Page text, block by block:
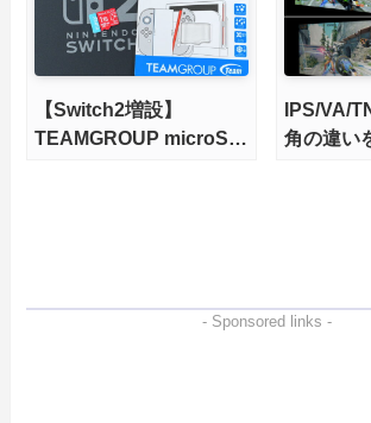
【Switch2増設】
TEAMGROUP microSD
IPS/VA/
角の違い
- Sponsored links -